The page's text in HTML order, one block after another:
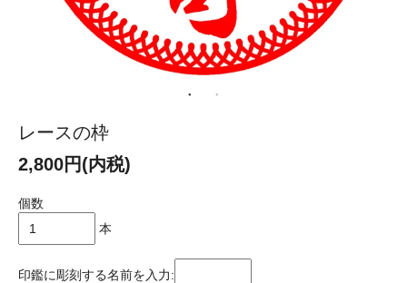
レースの枠
2,800円(内税)
個数
本
印鑑に彫刻する名前を入力: